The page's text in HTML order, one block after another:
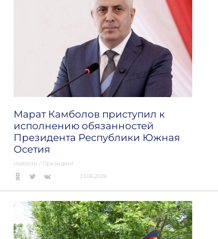
Марат Камболов приступил к
исполнению обязанностей
Президента Республики Южная
Осетия
Новости / Президент
23.06.2026